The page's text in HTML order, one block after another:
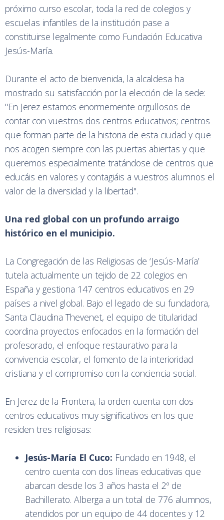
próximo curso escolar, toda la red de colegios y
escuelas infantiles de la institución pase a
constituirse legalmente como Fundación Educativa
Jesús-María.
Durante el acto de bienvenida, la alcaldesa ha
mostrado su satisfacción por la elección de la sede:
"En Jerez estamos enormemente orgullosos de
contar con vuestros dos centros educativos; centros
que forman parte de la historia de esta ciudad y que
nos acogen siempre con las puertas abiertas y que
queremos especialmente tratándose de centros que
educáis en valores y contagiáis a vuestros alumnos el
valor de la diversidad y la libertad".
Una red global con un profundo arraigo
histórico en el municipio.
La Congregación de las Religiosas de ‘Jesús-María’
tutela actualmente un tejido de 22 colegios en
España y gestiona 147 centros educativos en 29
países a nivel global. Bajo el legado de su fundadora,
Santa Claudina Thevenet, el equipo de titularidad
coordina proyectos enfocados en la formación del
profesorado, el enfoque restaurativo para la
convivencia escolar, el fomento de la interioridad
cristiana y el compromiso con la conciencia social.
En Jerez de la Frontera, la orden cuenta con dos
centros educativos muy significativos en los que
residen tres religiosas:
Jesús-María El Cuco: Fundado en 1948, el
centro cuenta con dos líneas educativas que
abarcan desde los 3 años hasta el 2º de
Bachillerato. Alberga a un total de 776 alumnos,
atendidos por un equipo de 44 docentes y 12